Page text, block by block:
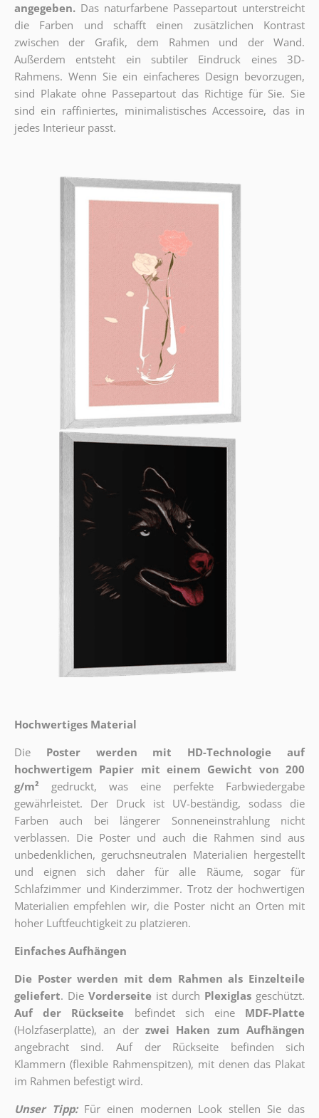
angegeben. Das naturfarbene Passepartout unterstreicht
die Farben und schafft einen zusätzlichen Kontrast
zwischen der Grafik, dem Rahmen und der Wand.
Außerdem entsteht ein subtiler Eindruck eines 3D-
Rahmens. Wenn Sie ein einfacheres Design bevorzugen,
sind Plakate ohne Passepartout das Richtige für Sie. Sie
sind ein raffiniertes, minimalistisches Accessoire, das in
jedes Interieur passt.
Hochwertiges Material
Die
Poster werden mit HD-Technologie auf
hochwertigem Papier mit einem Gewicht von 200
g/m²
gedruckt, was eine perfekte Farbwiedergabe
gewährleistet. Der Druck ist UV-beständig, sodass die
Farben auch bei längerer Sonneneinstrahlung nicht
verblassen. Die Poster und auch die Rahmen sind aus
unbedenklichen, geruchsneutralen Materialien hergestellt
und eignen sich daher für alle Räume, sogar für
Schlafzimmer und Kinderzimmer. Trotz der hochwertigen
Materialien empfehlen wir, die Poster nicht an Orten mit
hoher Luftfeuchtigkeit zu platzieren.
Einfaches Aufhängen
Die Poster werden mit dem Rahmen als Einzelteile
geliefert. Die Vorderseite ist durch Plexiglas geschützt.
Auf der Rückseite
befindet sich eine
MDF-Platte
(Holzfaserplatte), an der zwei Haken zum Aufhängen
angebracht sind.
Auf der Rückseite befinden sich
Klammern (flexible Rahmenspitzen), mit denen das Plakat
im Rahmen befestigt wird.
Unser Tipp: Für einen modernen Look stellen Sie das